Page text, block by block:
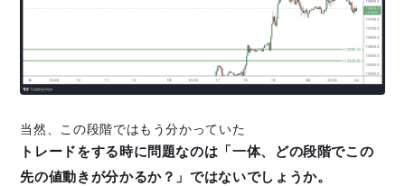
当然、この段階ではもう分かっていた
トレードをする時に問題なのは「一体、どの段階でこの
先の値動きが分かるか？」ではないでしょうか。